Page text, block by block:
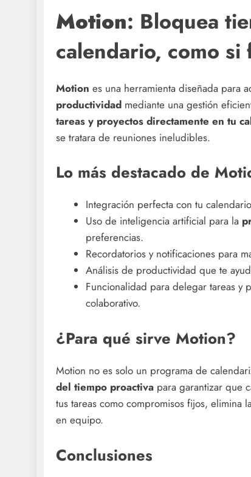
Motion: Bloquea
calendario, como
Motion es una herramienta diseñada para
productividad mediante una gestión
tareas y proyectos directamente en tu
se tratara de reuniones ineludibles.
Lo más destacado de
Integración perfecta con tu
Uso de inteligencia artificial para la
preferencias.
Recordatorios y notificaciones para
Análisis de productividad que te
Funcionalidad para delegar tareas y
colaborativo.
¿Para qué sirve Motion?
Motion no es solo un programa de
del tiempo proactiva para garantizar que
tus tareas como compromisos fijos, elimina
en equipo.
Conclusiones